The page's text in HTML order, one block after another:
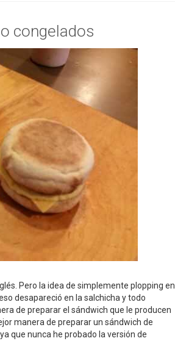
congelados
Pero la idea de simplemente plopping en
desapareció en la salchicha y todo
de preparar el sándwich que le producen
manera de preparar un sándwich de
que nunca he probado la versión de